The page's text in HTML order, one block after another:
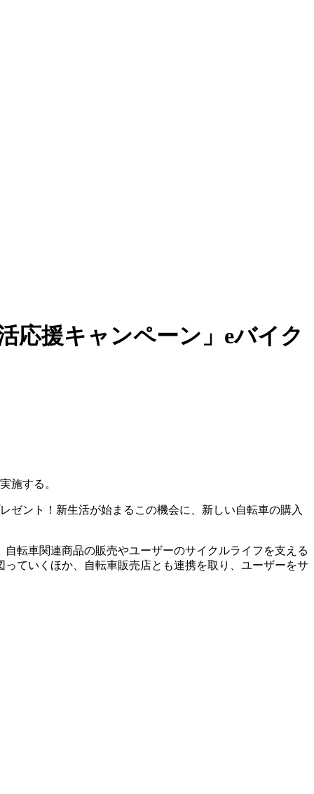
応援キャンペーン」eバイク
施する。
ゼント！新生活が始まるこの機会に、新しい自転車の購入
転車関連商品の販売やユーザーのサイクルライフを支える
ていくほか、自転車販売店とも連携を取り、ユーザーをサ